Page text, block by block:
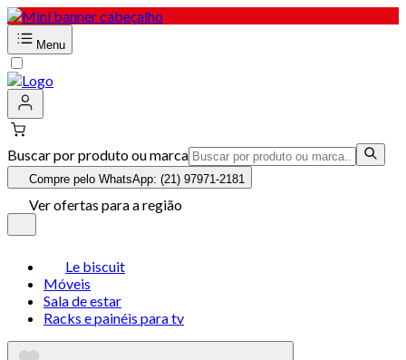
Menu
Buscar por produto ou marca
Compre pelo WhatsApp: (21) 97971-2181
Ver ofertas para a região
Le biscuit
Móveis
Sala de estar
Racks e painéis para tv